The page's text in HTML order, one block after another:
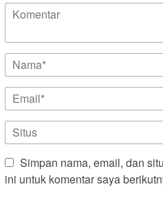
Simpan nama, email, dan
ini untuk komentar saya